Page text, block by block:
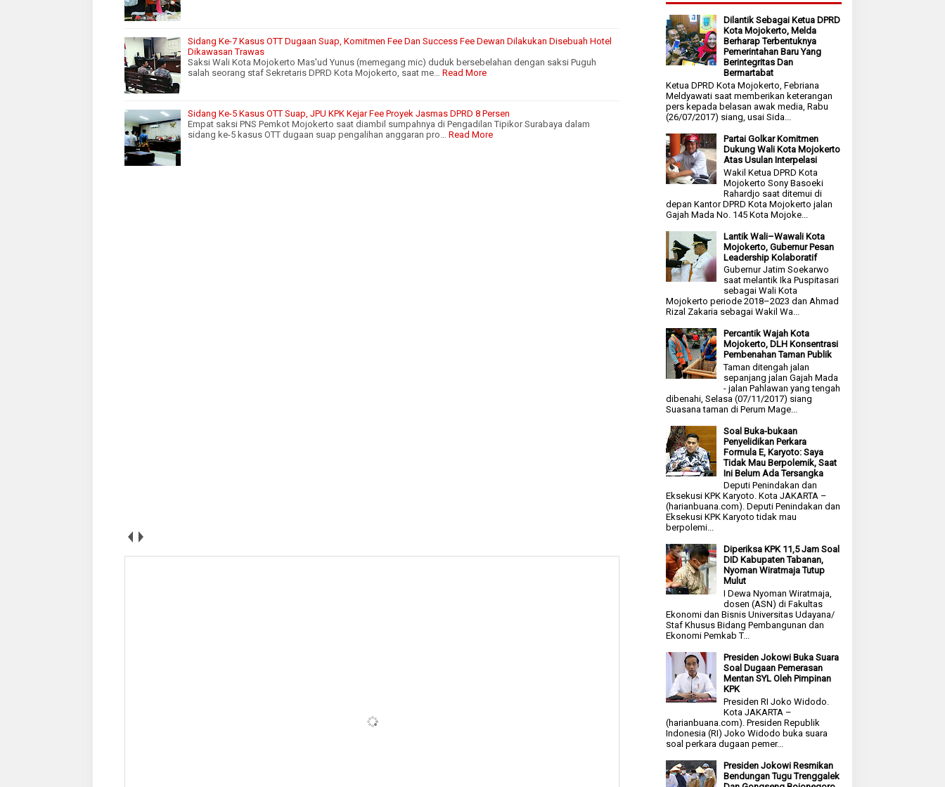
Sidang Ke-7 Kasus OTT Dugaan Suap, Komitmen Fee Dan Success Fee Dewan Dilakukan Disebuah Hotel
Dikawasan Trawas
Saksi Wali Kota Mojokerto Mas'ud Yunus (memegang mic) duduk bersebelahan dengan saksi Puguh
salah seorang staf Sekretaris DPRD Kota Mojokerto, saat me… Read More
Sidang Ke-5 Kasus OTT Suap, JPU KPK Kejar Fee Proyek Jasmas DPRD 8 Persen
Empat saksi PNS Pemkot Mojokerto saat diambil sumpahnya di Pengadilan Tipikor Surabaya dalam
sidang ke-5 kasus OTT dugaan suap pengalihan anggaran pro… Read More
Dilantik Sebagai Ketua DPRD
Kota Mojokerto, Melda
Berharap Terbentuknya
Pemerintahan Baru Yang
Berintegritas Dan
Bermartabat
Ketua DPRD Kota Mojokerto, Febriana
Meldyawati saat memberikan keterangan
pers kepada belasan awak media, Rabu
(26/07/2017) siang, usai Sida...
Partai Golkar Komitmen
Dukung Wali Kota Mojokerto
Atas Usulan Interpelasi
Wakil Ketua DPRD Kota
Mojokerto Sony Basoeki
Rahardjo saat ditemui di
depan Kantor DPRD Kota Mojokerto jalan
Gajah Mada No. 145 Kota Mojoke...
Lantik Wali–Wawali Kota
Mojokerto, Gubernur Pesan
Leadership Kolaboratif
Gubernur Jatim Soekarwo
saat melantik Ika Puspitasari
sebagai Wali Kota
Mojokerto periode 2018–2023 dan Ahmad
Rizal Zakaria sebagai Wakil Wa...
Percantik Wajah Kota
Mojokerto, DLH Konsentrasi
Pembenahan Taman Publik
Taman ditengah jalan
sepanjang jalan Gajah Mada
- jalan Pahlawan yang tengah
dibenahi, Selasa (07/11/2017) siang
Suasana taman di Perum Mage...
Soal Buka-bukaan
Penyelidikan Perkara
Formula E, Karyoto: Saya
Tidak Mau Berpolemik, Saat
Ini Belum Ada Tersangka
Deputi Penindakan dan
Eksekusi KPK Karyoto. Kota JAKARTA –
(harianbuana.com). Deputi Penindakan dan
Eksekusi KPK Karyoto tidak mau
berpolemi...
Diperiksa KPK 11,5 Jam Soal
DID Kabupaten Tabanan,
Nyoman Wiratmaja Tutup
Mulut
I Dewa Nyoman Wiratmaja,
dosen (ASN) di Fakultas
Ekonomi dan Bisnis Universitas Udayana/
Staf Khusus Bidang Pembangunan dan
Ekonomi Pemkab T...
Presiden Jokowi Buka Suara
Soal Dugaan Pemerasan
Mentan SYL Oleh Pimpinan
KPK
Presiden RI Joko Widodo.
Kota JAKARTA –
(harianbuana.com). Presiden Republik
Indonesia (RI) Joko Widodo buka suara
soal perkara dugaan pemer...
Presiden Jokowi Resmikan
Bendungan Tugu Trenggalek